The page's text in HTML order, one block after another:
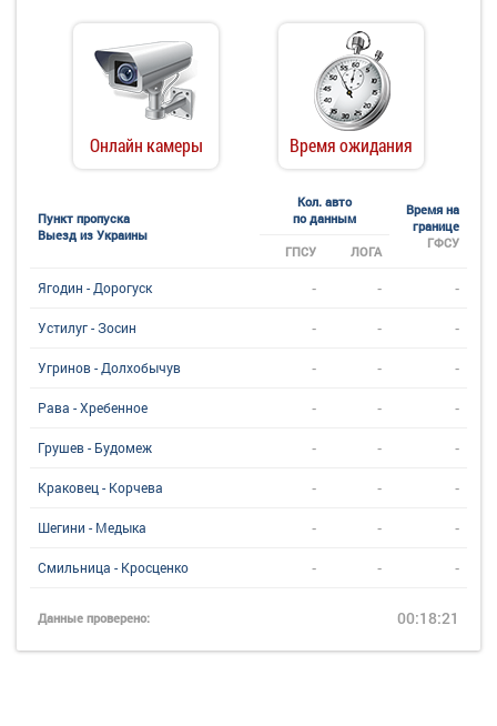
Онлайн камеры Время ожидания
Пункт пропуска
Выезд из Украины
Кол. авто
по данным
Время на
границе
ГФСУ
ГПСУ ЛОГА
Ягодин - Дорогуск - - -
Устилуг - Зосин - - -
Угринов - Долхобычув - - -
Рава - Хребенное - - -
Грушев - Будомеж - - -
Краковец - Корчева - - -
Шегини - Медыка - - -
Смильница - Кросценко - - -
Данные проверено: 00:18:21